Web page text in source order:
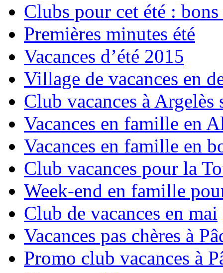
Clubs pour cet été :
Premières minutes été
Vacances d’été 2015
Village de vacances en
Club vacances à Argelès
Vacances en famille en
Vacances en famille en
Club vacances pour la
Week-end en famille
Club de vacances en mai
Vacances pas chères à
Promo club vacances à